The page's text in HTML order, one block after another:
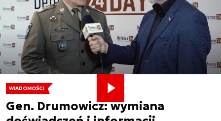
WIADOMOŚCI
Gen. Drumowicz: wymiana